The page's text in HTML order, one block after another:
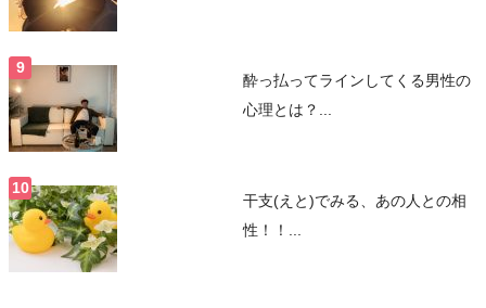
酔っ払ってラインしてくる男性の
心理とは？...
干支(えと)でみる、あの人との相
性！！...